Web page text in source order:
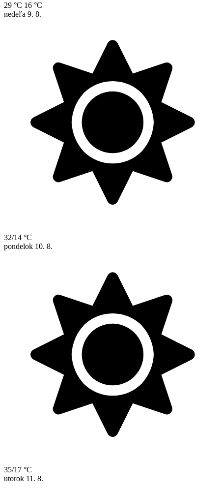
29 °C 16 °C
nedeľa 9. 8.
32/14 °C
pondelok 10. 8.
35/17 °C
utorok 11. 8.